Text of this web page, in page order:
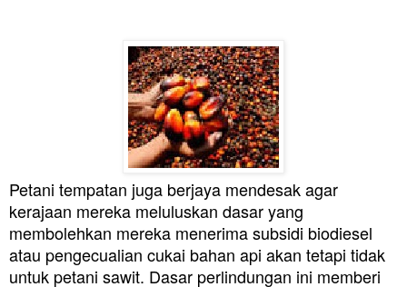
Petani tempatan juga berjaya mendesak agar
kerajaan mereka meluluskan dasar yang
membolehkan mereka menerima subsidi biodiesel
atau pengecualian cukai bahan api akan tetapi tidak
untuk petani sawit. Dasar perlindungan ini memberi